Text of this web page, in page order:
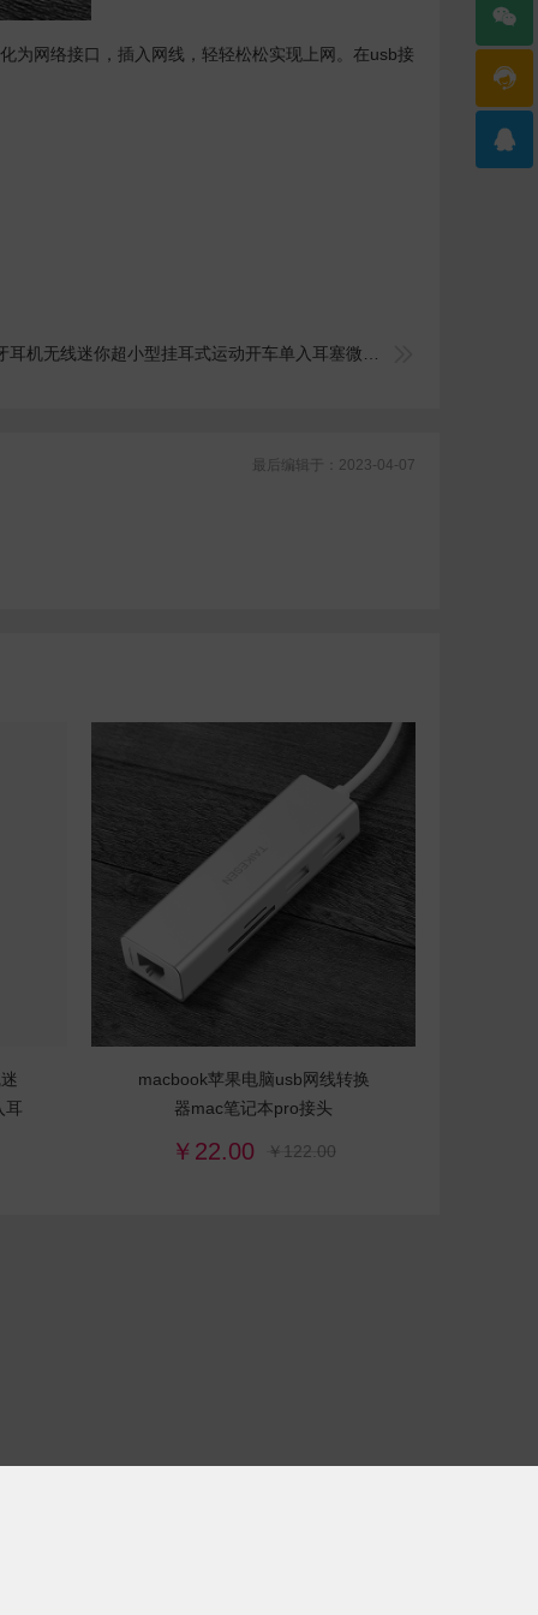
为网络接口，插入网线，轻轻松松实现上网。在usb接
线迷你超小型挂耳式运动开车单入耳塞微型头戴式超长待机
最后编辑于：2023-04-07
耳
macbook苹果电脑usb网线转换
器mac笔记本pro接头
￥22.00 ￥122.00


